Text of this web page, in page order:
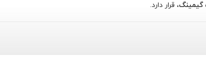
گیمینگ، قرار دارد.